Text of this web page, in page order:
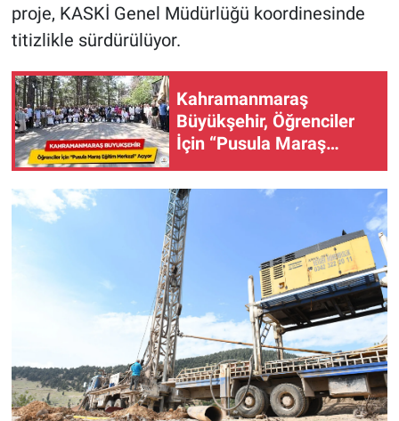
proje, KASKİ Genel Müdürlüğü koordinesinde
titizlikle sürdürülüyor.
Kahramanmaraş
Büyükşehir, Öğrenciler
İçin “Pusula Maraş
Eğitim Merkezi” Açıyor!